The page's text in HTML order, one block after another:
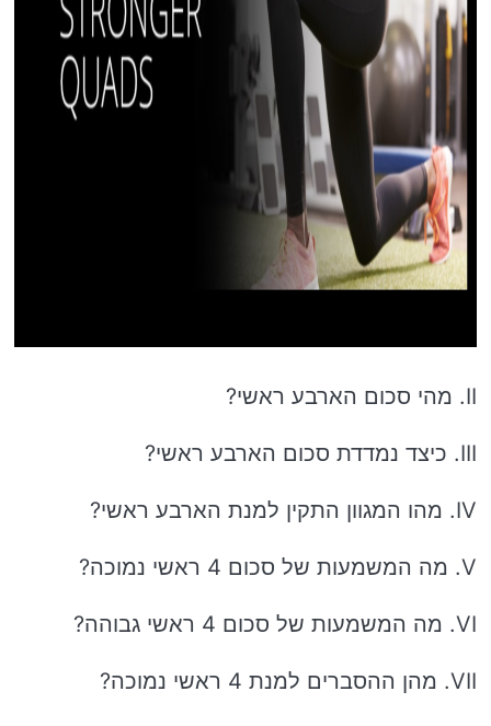
II. מהי סכום הארבע ראשי?
III. כיצד נמדדת סכום הארבע ראשי?
IV. מהו המגוון התקין למנת הארבע ראשי?
V. מה המשמעות של סכום 4 ראשי נמוכה?
VI. מה המשמעות של סכום 4 ראשי גבוהה?
VII. מהן ההסברים למנת 4 ראשי נמוכה?